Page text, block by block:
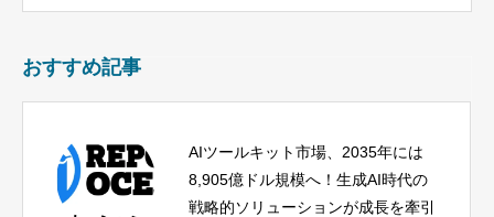
おすすめ記事
AIツールキット市場、2035年には
8,905億ドル規模へ！生成AI時代の
戦略的ソリューションが成長を牽引